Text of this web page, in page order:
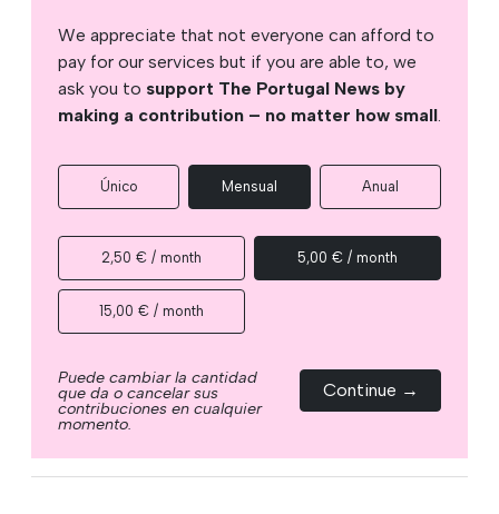
We appreciate that not everyone can afford to
pay for our services but if you are able to, we
ask you to support The Portugal News by
making a contribution – no matter how small.
Único Mensual Anual
2,50 € / month 5,00 € / month
15,00 € / month
Puede cambiar la cantidad
que da o cancelar sus
contribuciones en cualquier
momento.
Continue →